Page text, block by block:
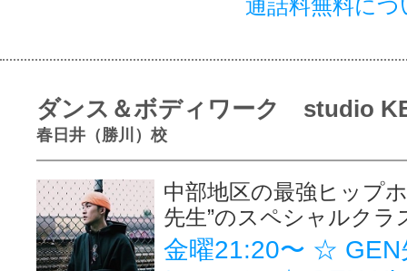
通話料無料につ
ダンス＆ボディワーク studio
春日井（勝川）校
中部地区の最強ヒップ
先生”のスペシャルクラ
金曜21:20〜 ☆ GEN